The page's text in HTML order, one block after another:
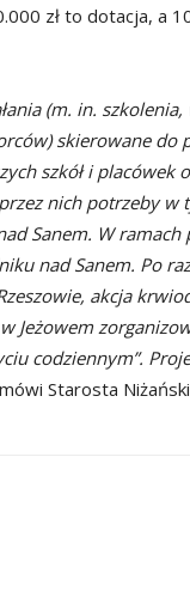
zł to dotacja, a
(m. in. szkolenia,
skierowane do
szkół i placówek
nich potrzeby w
Sanem. W ramach
nad Sanem. Po
akcja
Jeżowem
codziennym”.
Starosta